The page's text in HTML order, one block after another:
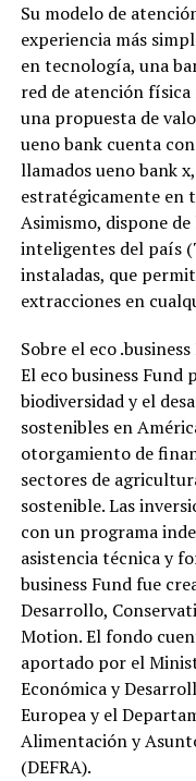
Su modelo de
experiencia más
en tecnología, una
red de atención
una propuesta de
ueno bank cuenta
llamados ueno bank
estratégicamente en
Asimismo, dispone
inteligentes del país
instaladas, que
extracciones en
Sobre el eco
El eco business Fund
biodiversidad y el
sostenibles en
otorgamiento de
sectores de
sostenible. Las
con un programa
asistencia técnica y
business Fund fue
Desarrollo,
Motion. El fondo
aportado por el
Económica y
Europea y el
Alimentación y
(DEFRA).